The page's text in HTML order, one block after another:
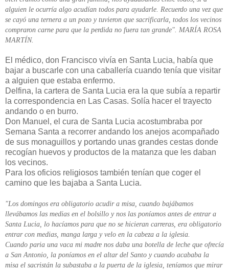
alguien le ocurría algo acudían todos para ayudarle. Recuerdo una vez que
se cayó una ternera a un pozo y tuvieron que sacrificarla, todos los vecinos
compraron carne para que la perdida no fuera tan grande". MARÍA ROSA
MARTÍN.
El médico, don Francisco vivía en Santa Lucia, había que
bajar a buscarle con una caballería cuando tenía que visitar
a alguien que estaba enfermo.
Delfina, la cartera de Santa Lucia era la que subía a repartir
la correspondencia en Las Casas. Solía hacer el trayecto
andando o en burro.
Don Manuel, el cura de Santa Lucia acostumbraba por
Semana Santa a recorrer andando los anejos acompañado
de sus monaguillos y portando unas grandes cestas donde
recogían huevos y productos de la matanza que les daban
los vecinos.
Para los oficios religiosos también tenían que coger el
camino que les bajaba a Santa Lucia.
"Los domingos era obligatorio acudir a misa, cuando bajábamos
llevábamos las medias en el bolsillo y nos las poníamos antes de entrar a
Santa Lucia, lo hacíamos para que no se hicieran carreras, era obligatorio
entrar con medias, manga larga y velo en la cabeza a la iglesia.
Cuando paria una vaca mi madre nos daba una botella de leche que ofrecía
a San Antonio, la poníamos en el altar del Santo y cuando acababa la
misa el sacristán la subastaba a la puerta de la iglesia, teníamos que mirar